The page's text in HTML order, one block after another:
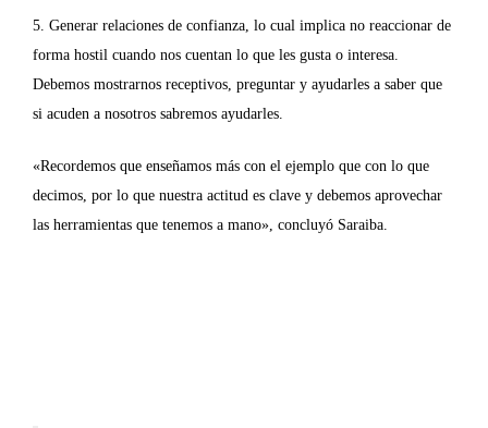
5. Generar relaciones de confianza, lo cual implica no reaccionar de
forma hostil cuando nos cuentan lo que les gusta o interesa.
Debemos mostrarnos receptivos, preguntar y ayudarles a saber que
si acuden a nosotros sabremos ayudarles.
«Recordemos que enseñamos más con el ejemplo que con lo que
decimos, por lo que nuestra actitud es clave y debemos aprovechar
las herramientas que tenemos a mano», concluyó Saraiba.